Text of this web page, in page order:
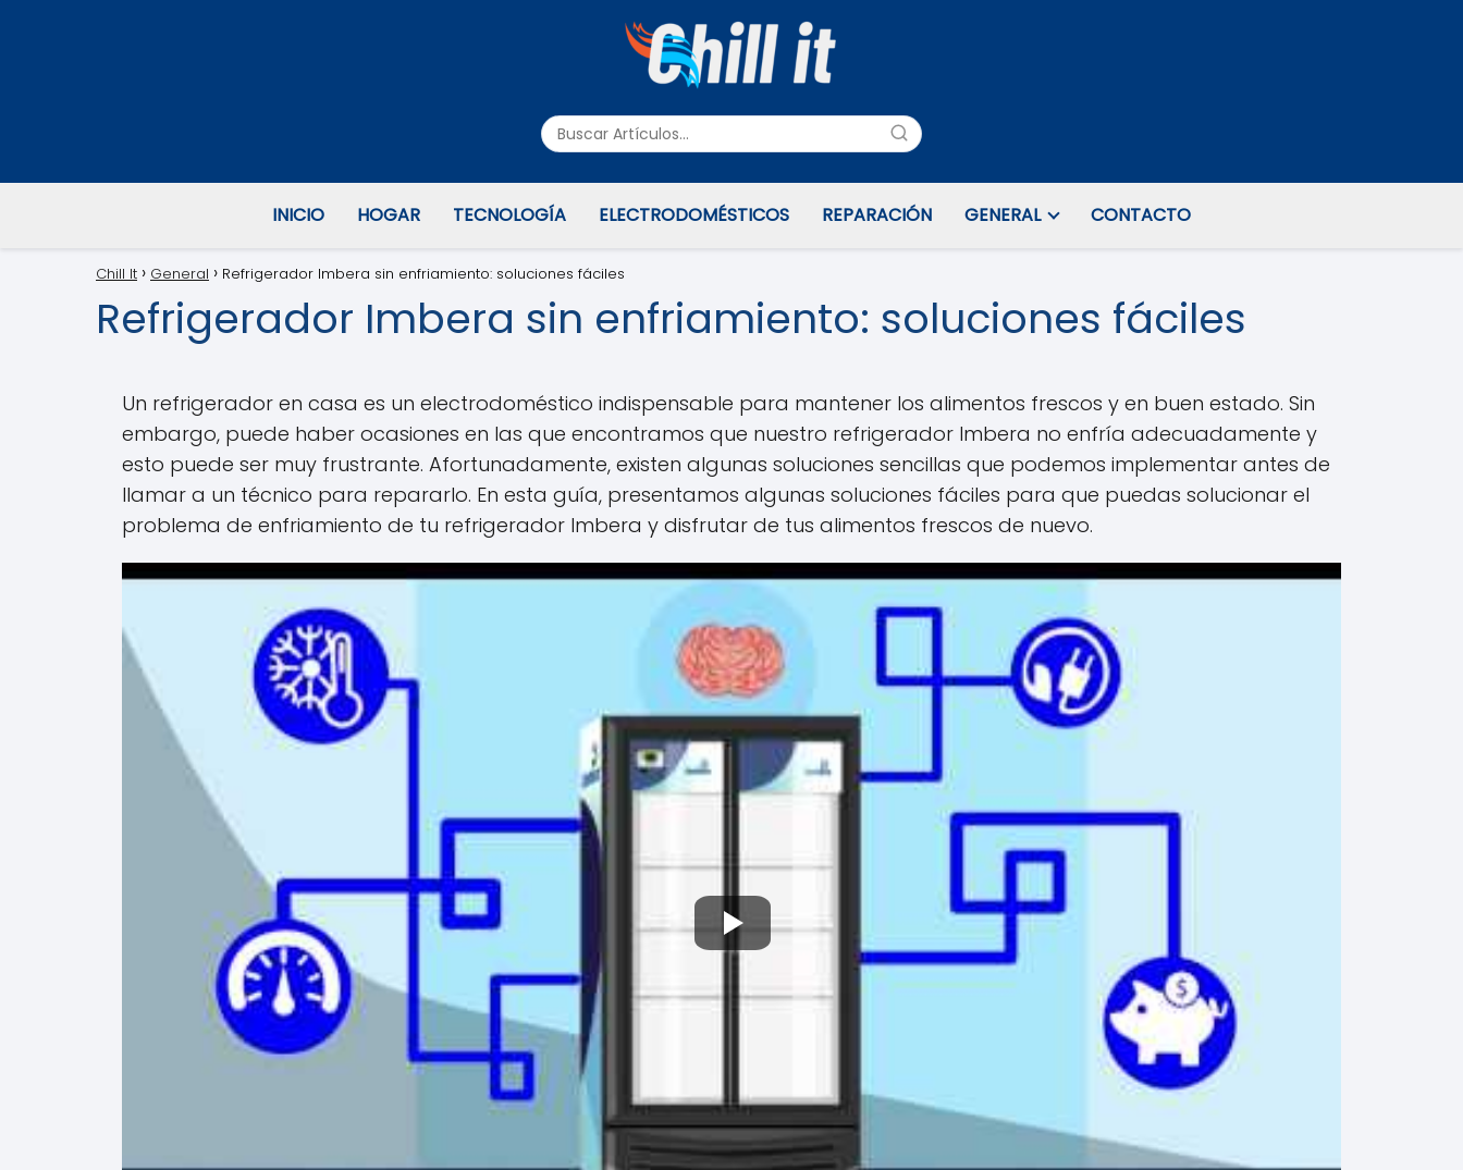
INICIO HOGAR TECNOLOGÍA ELECTRODOMÉSTICOS REPARACIÓN GENERAL CONTACTO
Chill It General Refrigerador Imbera sin enfriamiento: soluciones fáciles
Refrigerador Imbera sin enfriamiento: soluciones fáciles
Un refrigerador en casa es un electrodoméstico indispensable para mantener los alimentos frescos y en buen estado. Sin
embargo, puede haber ocasiones en las que encontramos que nuestro refrigerador Imbera no enfría adecuadamente y
esto puede ser muy frustrante. Afortunadamente, existen algunas soluciones sencillas que podemos implementar antes de
llamar a un técnico para repararlo. En esta guía, presentamos algunas soluciones fáciles para que puedas solucionar el
problema de enfriamiento de tu refrigerador Imbera y disfrutar de tus alimentos frescos de nuevo.